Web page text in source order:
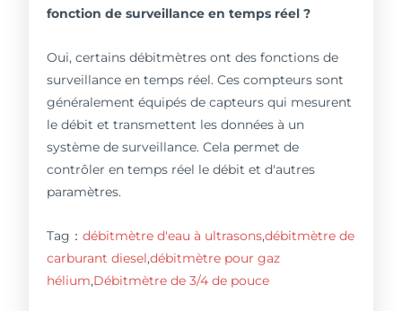
fonction de surveillance en temps réel ?
Oui, certains débitmètres ont des fonctions de
surveillance en temps réel. Ces compteurs sont
généralement équipés de capteurs qui mesurent
le débit et transmettent les données à un
système de surveillance. Cela permet de
contrôler en temps réel le débit et d'autres
paramètres.
Tag：débitmètre d'eau à ultrasons,débitmètre de
carburant diesel,débitmètre pour gaz
hélium,Débitmètre de 3/4 de pouce